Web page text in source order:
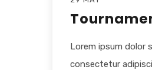
Lorem ipsum dolor
consectetur